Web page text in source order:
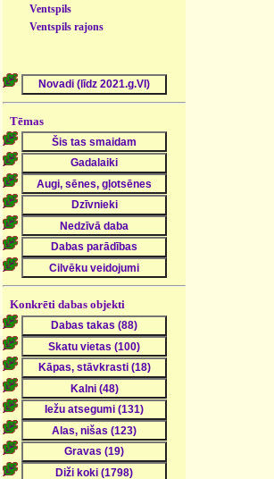
Ventspils
Ventspils rajons
Tēmas
Konkrēti dabas objekti